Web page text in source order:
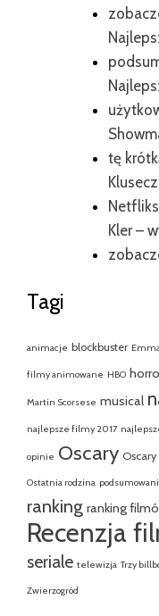
tę
Kler –
Tagi
animacje blockbuster
filmy animowane HBO
Martin Scorsese musical
najlepsze filmy 2017
opinie Oscary Oscary
Ostatnia rodzina
ranking ranking
Recenzja
seriale telewizja Trzy
Zwierzogród